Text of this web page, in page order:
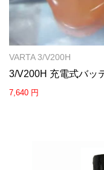
VARTA 3/V200H
3/V200H 充電式バッ
7,640 円